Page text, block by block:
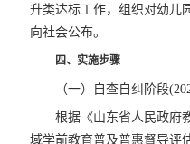
升类达标工作，组织对幼儿
向社会公布。
四、实施步骤
（一）自查自纠阶段
根据《山东省人民政府
域学前教育普及普惠督导评